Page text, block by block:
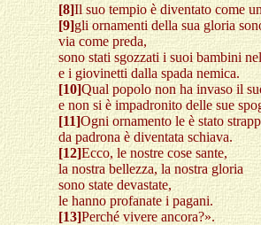
[8]Il suo tempio è diventato come
[9]gli ornamenti della sua gloria
via come preda,
sono stati sgozzati i suoi bambini
e i giovinetti dalla spada nemica.
[10]Qual popolo non ha invaso il
e non si è impadronito delle sue
[11]Ogni ornamento le è stato
da padrona è diventata schiava.
[12]Ecco, le nostre cose sante,
la nostra bellezza, la nostra gloria
sono state devastate,
le hanno profanate i pagani.
[13]Perché vivere ancora?».